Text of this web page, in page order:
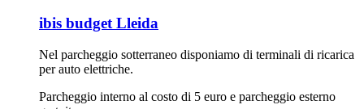
ibis budget Lleida
Nel parcheggio sotterraneo disponiamo di terminali di ricarica
per auto elettriche.
Parcheggio interno al costo di 5 euro e parcheggio esterno